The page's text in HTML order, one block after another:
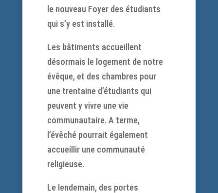
le nouveau Foyer des étudiants
qui s’y est installé.
Les bâtiments accueillent
désormais le logement de notre
évêque, et des chambres pour
une trentaine d’étudiants qui
peuvent y vivre une vie
communautaire. A terme,
l’évêché pourrait également
accueillir une communauté
religieuse.
Le lendemain, des portes